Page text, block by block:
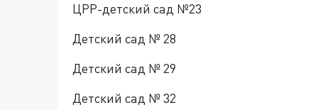
ЦРР-детский сад №23
Детский сад № 28
Детский сад № 29
Детский сад № 32